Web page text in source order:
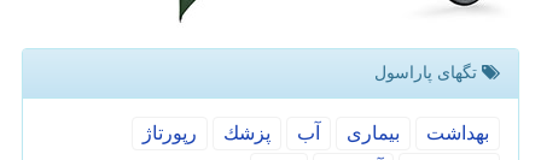
تگهای پاراسول
بهداشت بیماری آب پزشك
رپورتاژ